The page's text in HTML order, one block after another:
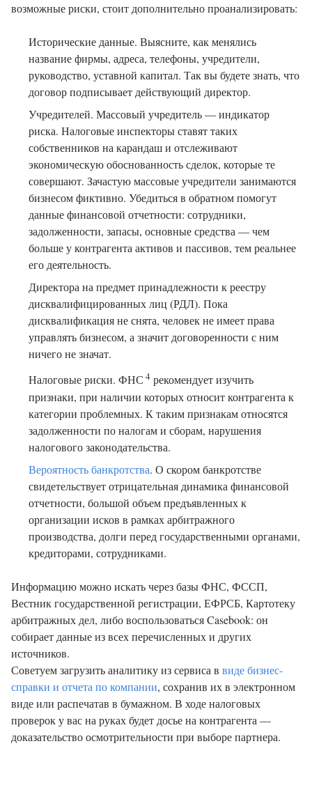
возможные риски, стоит дополнительно проанализировать:
Исторические данные. Выясните, как менялись
название фирмы, адреса, телефоны, учредители,
руководство, уставной капитал. Так вы будете знать, что
договор подписывает действующий директор.
Учредителей. Массовый учредитель — индикатор
риска. Налоговые инспекторы ставят таких
собственников на карандаш и отслеживают
экономическую обоснованность сделок, которые те
совершают. Зачастую массовые учредители занимаются
бизнесом фиктивно. Убедиться в обратном помогут
данные финансовой отчетности: сотрудники,
задолженности, запасы, основные средства — чем
больше у контрагента активов и пассивов, тем реальнее
его деятельность.
Директора на предмет принадлежности к реестру
дисквалифицированных лиц (РДЛ). Пока
дисквалификация не снята, человек не имеет права
управлять бизнесом, а значит договоренности с ним
ничего не значат.
Налоговые риски. ФНС 4 рекомендует изучить
признаки, при наличии которых относит контрагента к
категории проблемных. К таким признакам относятся
задолженности по налогам и сборам, нарушения
налогового законодательства.
Вероятность банкротства. О скором банкротстве
свидетельствует отрицательная динамика финансовой
отчетности, большой объем предъявленных к
организации исков в рамках арбитражного
производства, долги перед государственными органами,
кредиторами, сотрудниками.
Информацию можно искать через базы ФНС, ФССП,
Вестник государственной регистрации, ЕФРСБ, Картотеку
арбитражных дел, либо воспользоваться Casebook: он
собирает данные из всех перечисленных и других
источников.
Советуем загрузить аналитику из сервиса в виде бизнес-
справки и отчета по компании, сохранив их в электронном
виде или распечатав в бумажном. В ходе налоговых
проверок у вас на руках будет досье на контрагента —
доказательство осмотрительности при выборе партнера.